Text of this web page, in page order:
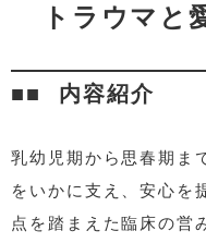
トラウマと
内容紹介
乳幼児期から思春期ま
をいかに支え、安心を
点を踏まえた臨床の営